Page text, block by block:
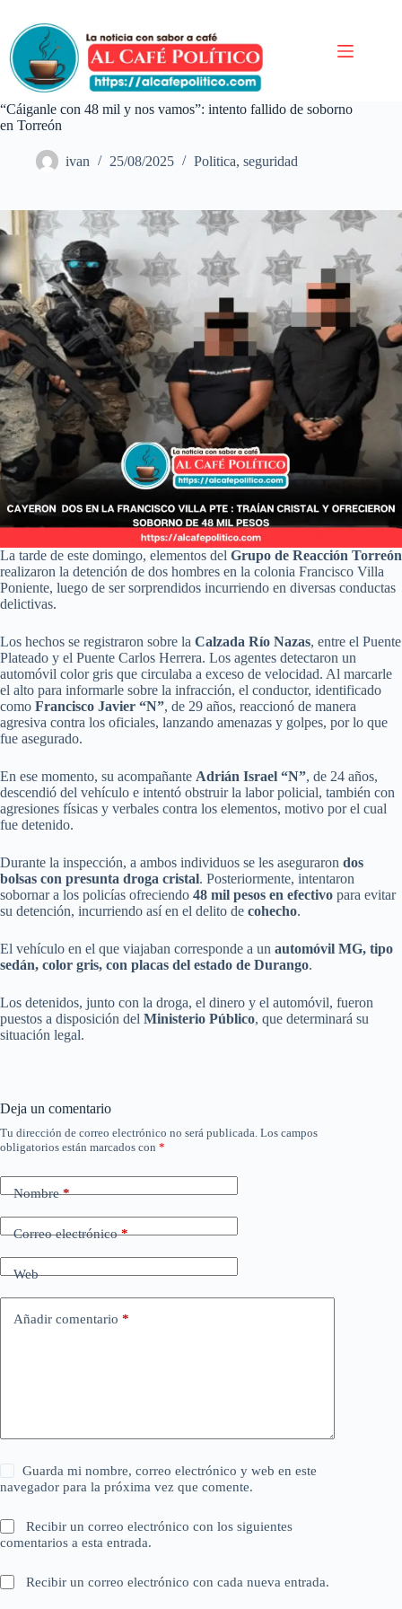
contenido
“Cáiganle con 48 mil y nos vamos”: intento fallido de soborno
en Torreón
ivan 25/08/2025 Politica, seguridad
La tarde de este domingo, elementos del Grupo de Reacción Torreón
realizaron la detención de dos hombres en la colonia Francisco Villa
Poniente, luego de ser sorprendidos incurriendo en diversas conductas
delictivas.
Los hechos se registraron sobre la Calzada Río Nazas, entre el Puente
Plateado y el Puente Carlos Herrera. Los agentes detectaron un
automóvil color gris que circulaba a exceso de velocidad. Al marcarle
el alto para informarle sobre la infracción, el conductor, identificado
como Francisco Javier “N”, de 29 años, reaccionó de manera
agresiva contra los oficiales, lanzando amenazas y golpes, por lo que
fue asegurado.
En ese momento, su acompañante Adrián Israel “N”, de 24 años,
descendió del vehículo e intentó obstruir la labor policial, también con
agresiones físicas y verbales contra los elementos, motivo por el cual
fue detenido.
Durante la inspección, a ambos individuos se les aseguraron dos
bolsas con presunta droga cristal. Posteriormente, intentaron
sobornar a los policías ofreciendo 48 mil pesos en efectivo para evitar
su detención, incurriendo así en el delito de cohecho.
El vehículo en el que viajaban corresponde a un automóvil MG, tipo
sedán, color gris, con placas del estado de Durango.
Los detenidos, junto con la droga, el dinero y el automóvil, fueron
puestos a disposición del Ministerio Público, que determinará su
situación legal.
Deja un comentario
Tu dirección de correo electrónico no será publicada. Los campos
obligatorios están marcados con *
Nombre*
Correo electrónico*
Web
Añadir comentario *
Guarda mi nombre, correo electrónico y web en este
navegador para la próxima vez que comente.
Recibir un correo electrónico con los siguientes
comentarios a esta entrada.
Recibir un correo electrónico con cada nueva entrada.